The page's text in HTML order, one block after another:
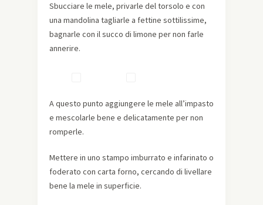
Sbucciare le mele, privarle del torsolo e con
una mandolina tagliarle a fettine sottilissime,
bagnarle con il succo di limone per non farle
annerire.
A questo punto aggiungere le mele all’impasto
e mescolarle bene e delicatamente per non
romperle.
Mettere in uno stampo imburrato e infarinato o
foderato con carta forno, cercando di livellare
bene la mele in superficie.